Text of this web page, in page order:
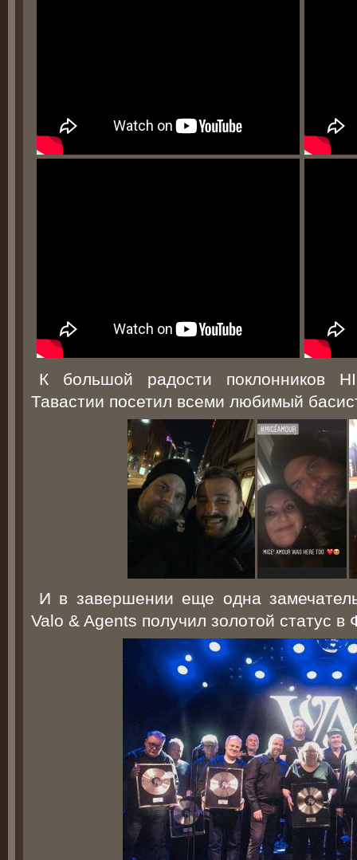
К большой радости поклонников
Тавастии посетил всеми любимый
И в завершении еще одна
Valo & Agents получил золотой статус